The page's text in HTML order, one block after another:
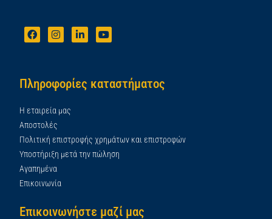
Πληροφορίες καταστήματος
Η εταιρεία μας
Αποστολές
Πολιτική επιστροφής χρημάτων και επιστροφών
Υποστήριξη μετά την πώληση
Αγαπημένα
Επικοινωνία
Επικοινωνήστε μαζί μας